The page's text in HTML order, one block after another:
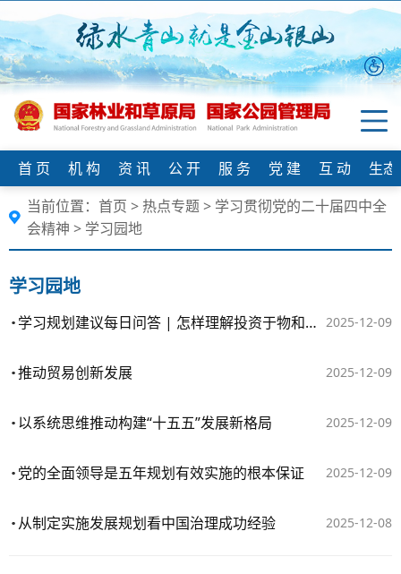
首 页 机 构 资 讯 公 开 服 务 党 建 互 动
生
当前位置： 首页 > 热点专题> 学习贯彻党的二十届四中全
会精神 > 学习园地
学习园地
2025-12-09
学习规划建议每日问答 | 怎样理解投资于物和投资于人紧密结合
2025-12-09
推动贸易创新发展
2025-12-09
以系统思维推动构建“十五五”发展新格局
2025-12-09
党的全面领导是五年规划有效实施的根本保证
2025-12-08
从制定实施发展规划看中国治理成功经验